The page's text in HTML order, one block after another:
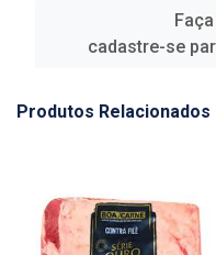
cadastre-se
Produtos Relacionados